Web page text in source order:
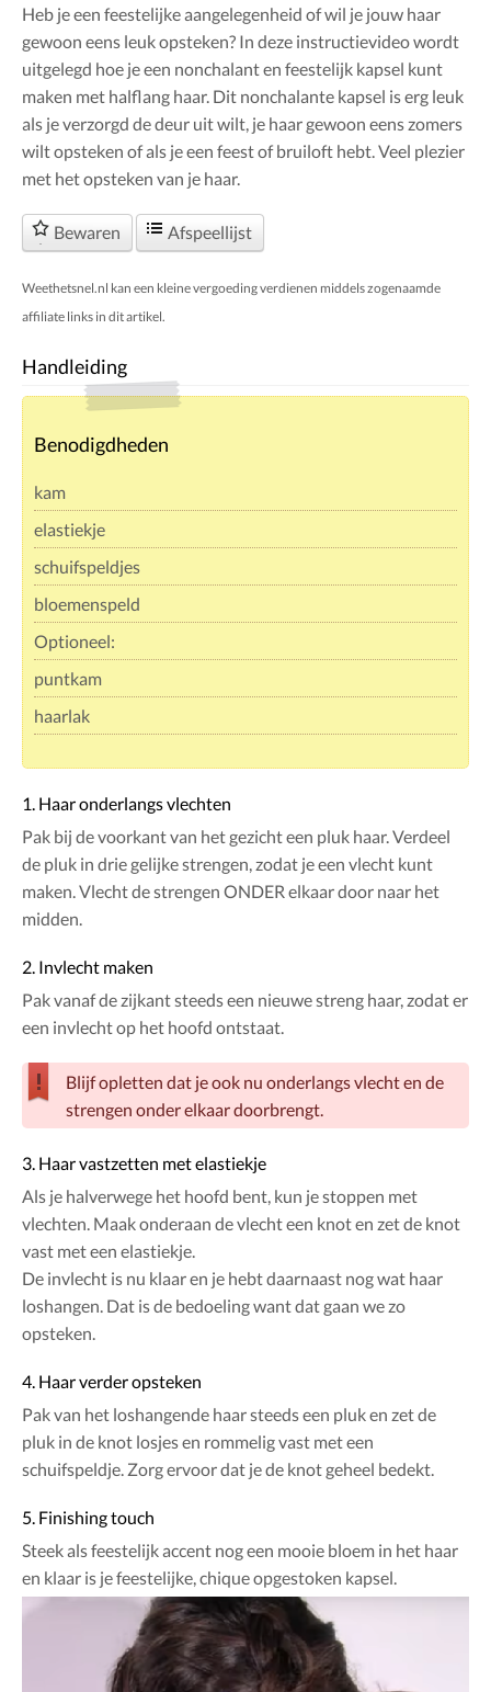
Heb je een feestelijke aangelegenheid of wil je jouw haar
gewoon eens leuk opsteken? In deze instructievideo wordt
uitgelegd hoe je een nonchalant en feestelijk kapsel kunt
maken met halflang haar. Dit nonchalante kapsel is erg leuk
als je verzorgd de deur uit wilt, je haar gewoon eens zomers
wilt opsteken of als je een feest of bruiloft hebt. Veel plezier
met het opsteken van je haar.
Bewaren Afspeellijst
Weethetsnel.nl kan een kleine vergoeding verdienen middels zogenaamde
affiliate links in dit artikel.
Handleiding
Benodigdheden
kam
elastiekje
schuifspeldjes
bloemenspeld
Optioneel:
puntkam
haarlak
1. Haar onderlangs vlechten
Pak bij de voorkant van het gezicht een pluk haar. Verdeel
de pluk in drie gelijke strengen, zodat je een vlecht kunt
maken. Vlecht de strengen ONDER elkaar door naar het
midden.
2. Invlecht maken
Pak vanaf de zijkant steeds een nieuwe streng haar, zodat er
een invlecht op het hoofd ontstaat.
Blijf opletten dat je ook nu onderlangs vlecht en de
strengen onder elkaar doorbrengt.
3. Haar vastzetten met elastiekje
Als je halverwege het hoofd bent, kun je stoppen met
vlechten. Maak onderaan de vlecht een knot en zet de knot
vast met een elastiekje.
De invlecht is nu klaar en je hebt daarnaast nog wat haar
loshangen. Dat is de bedoeling want dat gaan we zo
opsteken.
4. Haar verder opsteken
Pak van het loshangende haar steeds een pluk en zet de
pluk in de knot losjes en rommelig vast met een
schuifspeldje. Zorg ervoor dat je de knot geheel bedekt.
5. Finishing touch
Steek als feestelijk accent nog een mooie bloem in het haar
en klaar is je feestelijke, chique opgestoken kapsel.